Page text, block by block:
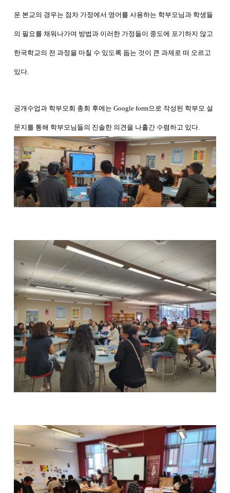
운 본교의 경우는 점차 가정에서 영어를 사용하는 학부모님과 학생들
의 필요를 채워나가며 방법과 이러한 가정들이 중도에 포기하지 않고
한국학교의 전 과정을 마칠 수 있도록 돕는 것이 큰 과제로 떠 오르고
있다.
공개수업과 학부모회 총회 후에는 Google form으로 작성된 학부모 설
문지를 통해 학부모님들의 진솔한 의견을 나흘간 수렴하고 있다.